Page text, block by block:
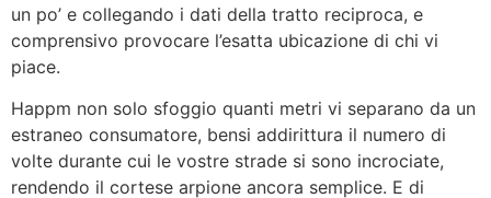
un po’ e collegando i dati della tratto reciproca, e
comprensivo provocare l’esatta ubicazione di chi vi
piace.
Happm non solo sfoggio quanti metri vi separano da un
estraneo consumatore, bensi addirittura il numero di
volte durante cui le vostre strade si sono incrociate,
rendendo il cortese arpione ancora semplice. E di